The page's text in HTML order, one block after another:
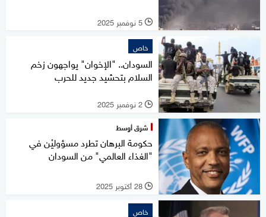
l 5 نوفمبر 2025
خاص
السودان.. "الإخوان" يواجهون زخم
السلام بتحشيد جديد للحرب
l 2 نوفمبر 2025
شرق أوسط
حكومة البرهان تطرد مسؤوليْن في
"الغذاء العالمي" من السودان
l 28 أكتوبر 2025
خاص